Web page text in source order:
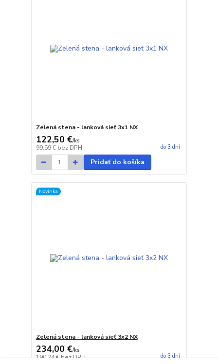
Zelená stena - lanková sieť 3x1 NX
122,50 €/ks
99,59 € bez DPH do 3 dní
Pridať do košíka
Novinka
Zelená stena - lanková sieť 3x2 NX
234,00 €/ks
190,24 €bez DPH do 3 dní